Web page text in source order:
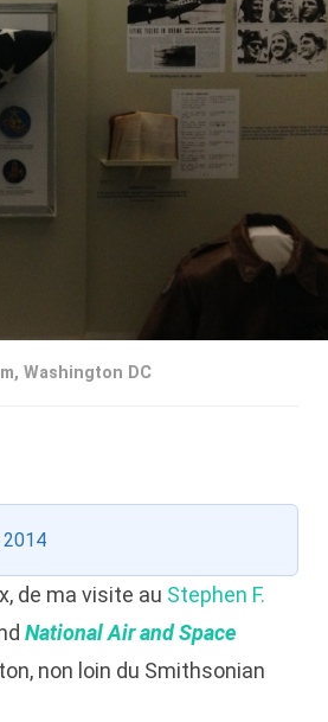
Washington DC
2014
de ma visite au Stephen F.
National Air and Space
non loin du Smithsonian